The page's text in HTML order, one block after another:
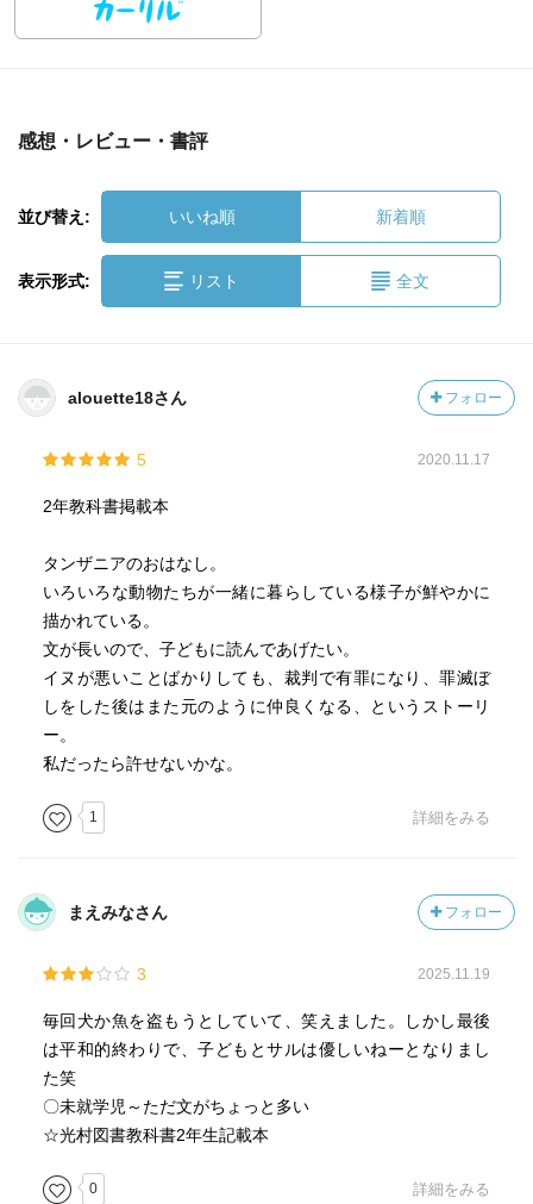
感想・レビュー・書評
並び替え: いいね順 新着順
表示形式: リスト 全文
alouette18さん フォロー
5 2020.11.17
2年教科書掲載本
タンザニアのおはなし。
いろいろな動物たちが一緒に暮らしている様子が鮮やかに
描かれている。
文が長いので、子どもに読んであげたい。
イヌが悪いことばかりしても、裁判で有罪になり、罪滅ぼ
しをした後はまた元のように仲良くなる、というストーリ
ー。
私だったら許せないかな。
1 詳細をみる
まえみなさん フォロー
3 2025.11.19
毎回犬か魚を盗もうとしていて、笑えました。しかし最後
は平和的終わりで、子どもとサルは優しいねーとなりまし
た笑
〇未就学児～ただ文がちょっと多い
☆光村図書教科書2年生記載本
0 詳細をみる